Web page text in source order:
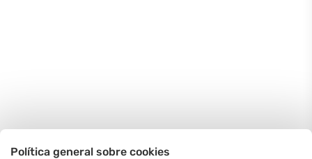
Política general sobre cookies